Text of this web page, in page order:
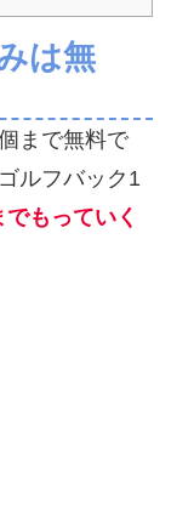
は無
まで無料で
ルフバック1
もっていく